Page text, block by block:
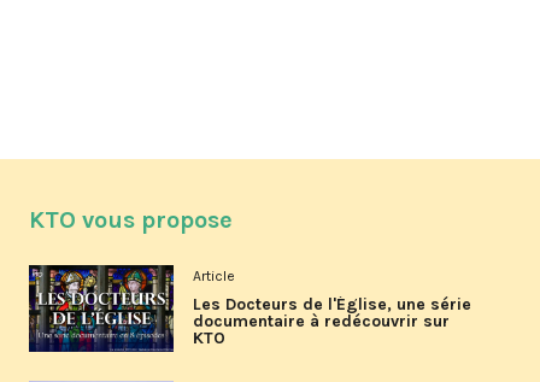
KTO vous propose
Article
Les Docteurs de l'Église, une série
documentaire à redécouvrir sur
KTO